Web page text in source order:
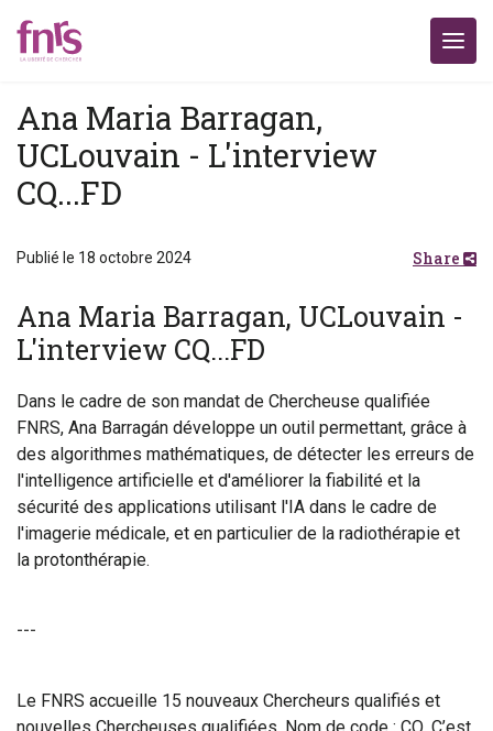
Ana Maria Barragan,
UCLouvain - L'interview
CQ...FD
Publié le 18 octobre 2024 Share
Ana Maria Barragan, UCLouvain -
L'interview CQ...FD
Dans le cadre de son mandat de Chercheuse qualifiée
FNRS, Ana Barragán développe un outil permettant, grâce à
des algorithmes mathématiques, de détecter les erreurs de
l'intelligence artificielle et d'améliorer la fiabilité et la
sécurité des applications utilisant l'IA dans le cadre de
l'imagerie médicale, et en particulier de la radiothérapie et
la protonthérapie.
---
Le FNRS accueille 15 nouveaux Chercheurs qualifiés et